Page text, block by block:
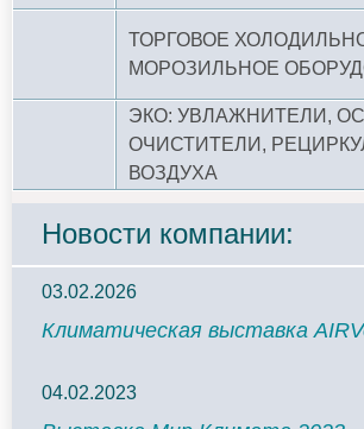
ТОРГОВОЕ
МОРОЗИЛЬНОЕ
ЭКО: УВЛАЖНИТЕЛИ,
ОЧИСТИТЕЛИ,
ВОЗДУХА
Новости компании:
03.02.2026
Климатическая выставка
04.02.2023